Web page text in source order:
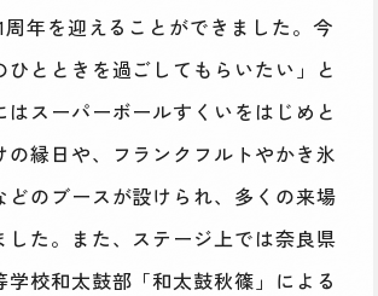
周年を迎えることができました。今
ひとときを過ごしてもらいたい」と
スーパーボールすくいをはじめと
の縁日や、フランクフルトやかき氷
どのブースが設けられ、多くの来場
した。また、ステージ上では奈良県
学校和太鼓部「和太鼓秋篠」による